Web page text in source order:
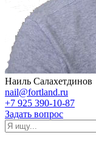
Наиль Салахетдинов
nail@fortland.ru
+7 925 390-10-87
Задать вопрос